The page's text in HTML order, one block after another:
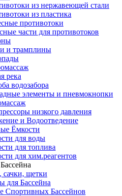
из нержавеющей стали
из пластика
противотоки
части для противотоков
и трамплины
река
водозабора
элементы и пневмокнопки
низкого давления
и Водоотведение
Ёмкости
для воды
для топлива
для хим.реагентов
щетки
для Бассейна
Спортивных Бассейнов